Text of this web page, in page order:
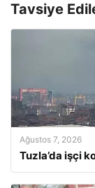
Tavsiye
Ağustos 7, 2026
Tuzla’da işçi